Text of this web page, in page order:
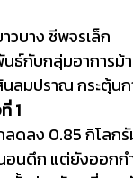
วบาง ชีพจรเล็ก
ธ์กับกลุ่มอาการม้
นลมปราณ กระตุ้น
1
ลดลง 0.85 กิโลก
อนดึก แต่ยังออกก